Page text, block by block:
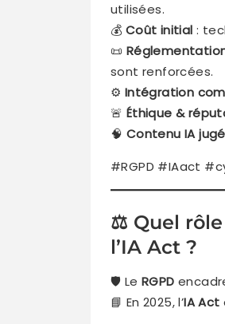
utilisées.
💰 Coût initial :
📜
sont renforcées.
⚙️ Intégration
🚨 Éthique &
🧠 Contenu IA
#RGPD #IAact
⚖️ Quel
l’IA Act ?
🛡️ Le RGPD
📘 En 2025, l’IA Act